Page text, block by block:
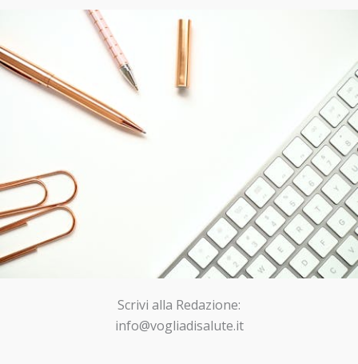
Scrivi alla Redazione:
info@vogliadisalute.it